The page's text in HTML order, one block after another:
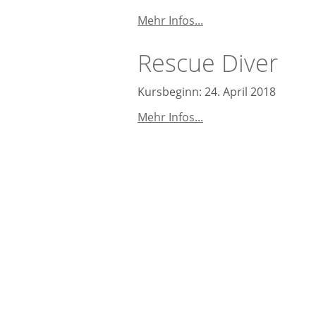
Mehr Infos...Open
Diver
(OWD)
Rescue Diver
Kursbeginn: 24. April 2018
Mehr Infos...Rescue